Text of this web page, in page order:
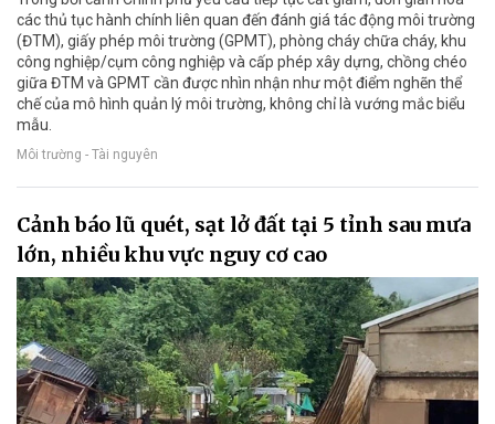
các thủ tục hành chính liên quan đến đánh giá tác động môi trường
(ĐTM), giấy phép môi trường (GPMT), phòng cháy chữa cháy, khu
công nghiệp/cụm công nghiệp và cấp phép xây dựng, chồng chéo
giữa ĐTM và GPMT cần được nhìn nhận như một điểm nghẽn thể
chế của mô hình quản lý môi trường, không chỉ là vướng mắc biểu
mẫu.
Môi trường - Tài nguyên
Cảnh báo lũ quét, sạt lở đất tại 5 tỉnh sau mưa
lớn, nhiều khu vực nguy cơ cao